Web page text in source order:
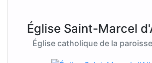
Église Saint-Marcel
Église catholique de la